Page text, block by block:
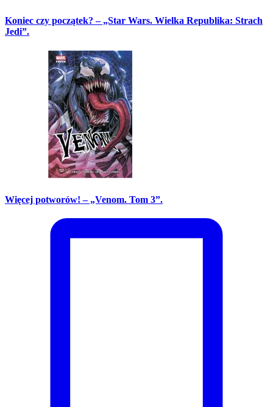
Koniec czy początek? – „Star Wars. Wielka Republika: Strach
Jedi”.
Więcej potworów! – „Venom. Tom 3”.